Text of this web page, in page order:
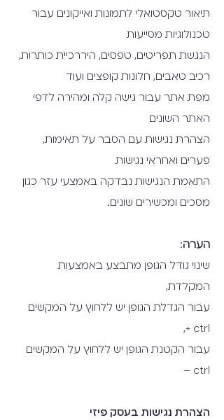
תיאור טקסטואלי לתמונות ואייקונים עבור
טכנולוגיות מסייעות
הנגשת תפריטים, טפסים, היררכיית כותרות,
רכיב טאבים, חלונות קופצים ועוד
מפת אתר עבור גישה קלה ומהירה לדפי
האתר השונים
הצהרת נגישות עם הסבר על תאימות,
פערים ואחראי נגישות
התאמת הנגישות נבדקה באמצעי עזר כגון
מסכים ומכשירים שונים.
הערה:
שינוי גודל הגופן מתבצע באמצעות
המקלדת,
עבור הגדלת הגופן יש ללחוץ על המקשים
ctrl +,
עבור הקטנת הגופן יש ללחוץ על המקשים
ctrl –
הצהרת נגישות בעסק פיזי